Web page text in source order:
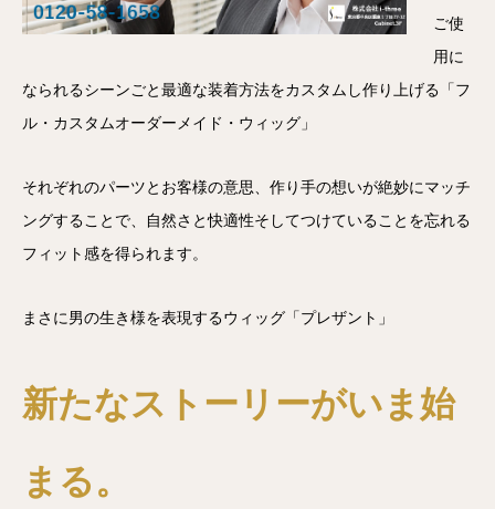
ご使
用に
なられるシーンごと最適な装着方法をカスタムし作り上げる「フ
ル・カスタムオーダーメイド・ウィッグ」
それぞれのパーツとお客様の意思、作り手の想いが絶妙にマッチ
ングすることで、自然さと快適性そしてつけていることを忘れる
フィット感を得られます。
まさに男の生き様を表現するウィッグ「プレザント 」
新たなストーリーがいま始
まる。